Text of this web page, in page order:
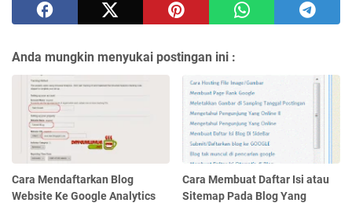
Anda mungkin menyukai postingan ini :
Cara Mendaftarkan Blog
Website Ke Google Analytics
Cara Membuat Daftar Isi atau
Sitemap Pada Blog Yang